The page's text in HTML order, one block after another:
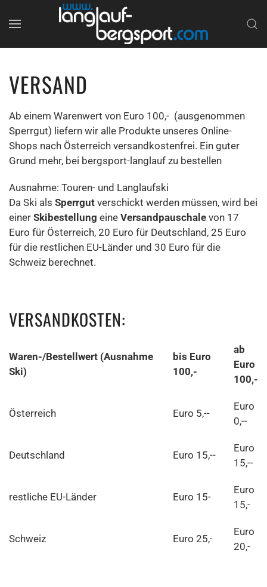
VERSAND
Ab einem Warenwert von Euro 100,- (ausgenommen
Sperrgut) liefern wir alle Produkte unseres Online-
Shops nach Österreich versandkostenfrei. Ein guter
Grund mehr, bei bergsport-langlauf zu bestellen
Ausnahme: Touren- und Langlaufski
Da Ski als Sperrgut verschickt werden müssen, wird bei
einer Skibestellung eine Versandpauschale von 17
Euro für Österreich, 20 Euro für Deutschland, 25 Euro
für die restlichen EU-Länder und 30 Euro für die
Schweiz berechnet.
VERSANDKOSTEN:
Waren-/Bestellwert (Ausnahme
Ski)
bis Euro
100,-
ab
Euro
100,-
Österreich Euro 5,--
Euro
0,--
Deutschland Euro 15,--
Euro
15,--
restliche EU-Länder Euro 15-
Euro
15,-
Schweiz Euro 25,-
Euro
20,-